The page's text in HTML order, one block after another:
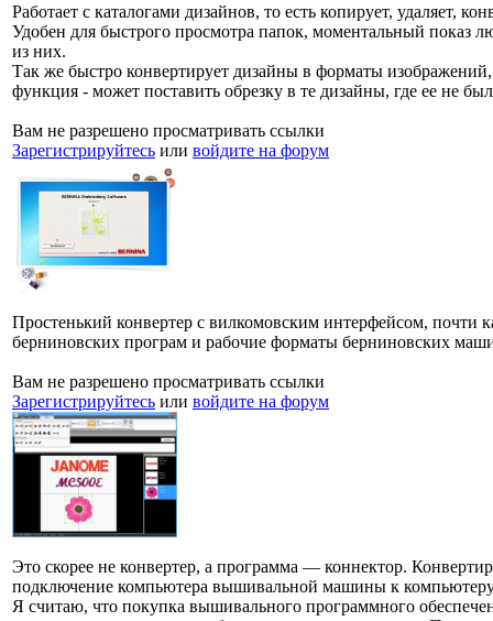
Работает с каталогами дизайнов, то есть копирует, удаляет,
Удобен для быстрого просмотра папок, моментальный показ
из них.
Так же быстро конвертирует дизайны в форматы
функция - может поставить обрезку в те дизайны, где ее не
Вам не разрешено просматривать ссылки
Зарегистрируйтесь или войдите на форум
Простенький конвертер с вилкомовским интерфейсом, почти
берниновских програм и рабочие форматы берниновских
Вам не разрешено просматривать ссылки
Зарегистрируйтесь или войдите на форум
Это скорее не конвертер, а программа — коннектор.
подключение компьютера вышивальной машины к
Я считаю, что покупка вышивального программного